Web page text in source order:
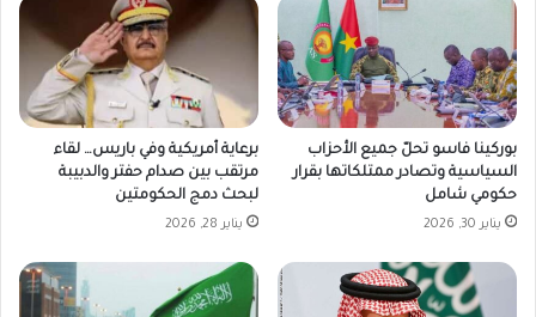
بوركينا فاسو تحلّ جميع الأحزاب
السياسية وتصادر ممتلكاتها بقرار
حكومي شامل
يناير 30, 2026
برعاية أمريكية وفي باريس… لقاء
مرتقب بين صدام حفتر والدبيبة
لبحث دمج الحكومتين
يناير 28, 2026